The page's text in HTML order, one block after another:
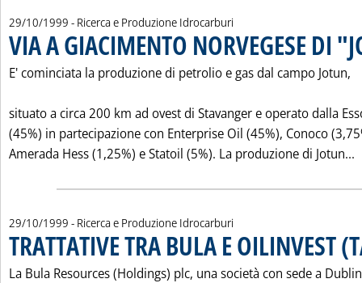
29/10/1999 - Ricerca e Produzione Idrocarburi
VIA A GIACIMENTO NORVEGESE DI
E' cominciata la produzione di petrolio e gas dal campo Jotun,
situato a circa 200 km ad ovest di Stavanger e operato dalla
(45%) in partecipazione con Enterprise Oil (45%), Conoco
Amerada Hess (1,25%) e Statoil (5%). La produzione di Jotun...
29/10/1999 - Ricerca e Produzione Idrocarburi
TRATTATIVE TRA BULA E OILINVEST
La Bula Resources (Holdings) plc, una società con sede a